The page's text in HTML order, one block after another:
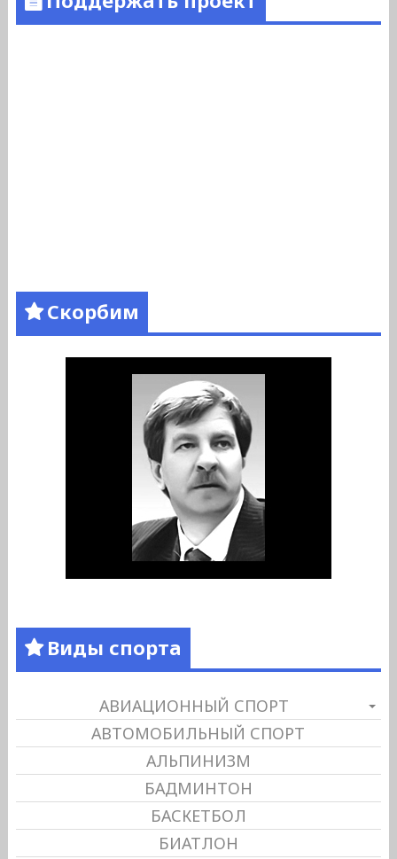
Скорбим
Виды спорта
АВИАЦИОННЫЙ СПОРТ
АВТОМОБИЛЬНЫЙ СПОРТ
АЛЬПИНИЗМ
БАДМИНТОН
БАСКЕТБОЛ
БИАТЛОН